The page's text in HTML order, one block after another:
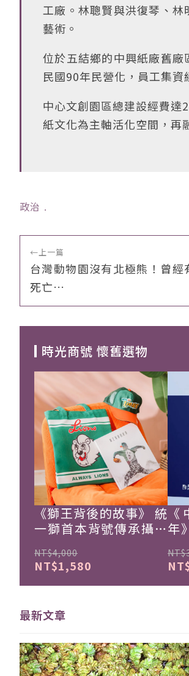
工廠。林聰賢與洪復琴、
藝術。
位於五結鄉的中興紙廠舊廠
民國90年民營化，員工集
中心文創園區總建設經費達
紙文化為主軸活化空間，再
政治 ﹒
←上一篇
台灣動物園沒有北極熊！曾經
死亡…
時光商號 懷舊選物
《獅王背後的故事》 統
一獅首本背號傳承攝影
NT$4,000
NT$1,580
年
最新文章